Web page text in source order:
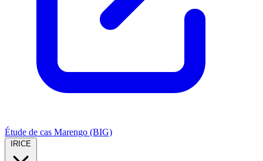
Étude de cas Marengo (BIG)
IRICE